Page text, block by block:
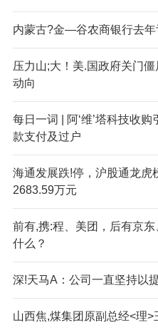
内蒙古?金—谷农商银行去
压力山;大！美.国政府关门
动向
每日一词 | 阿‘维’塔科技收
款支付及过户
海通发展跌!停，沪股通龙虎
2683.59万元
前有,携:程、美团，后有京
什么？
深!天马A：公司一直坚持以
山西焦,煤集团原副总经<理